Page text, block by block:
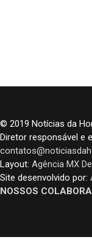
© 2019 Notícias da
Diretor responsável e
Layout: Agência MX
Site desenvolvido por:
NOSSOS